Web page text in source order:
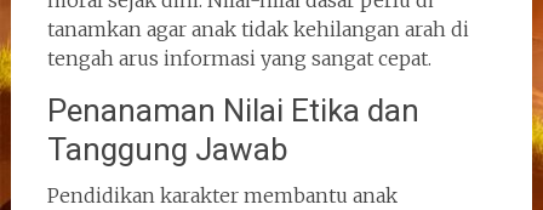
tanamkan agar anak tidak kehilangan arah di
tengah arus informasi yang sangat cepat.
Penanaman Nilai Etika dan
Tanggung Jawab
Pendidikan karakter membantu anak